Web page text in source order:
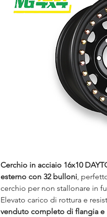
Cerchio in acciaio 16x10
esterno con 32 bulloni,
cerchio per non stallonare in
Elevato carico di rottura e
venduto completo di flangia